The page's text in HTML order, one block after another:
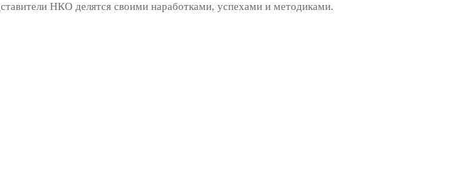
НКО делятся своими наработками, успехами и методиками.